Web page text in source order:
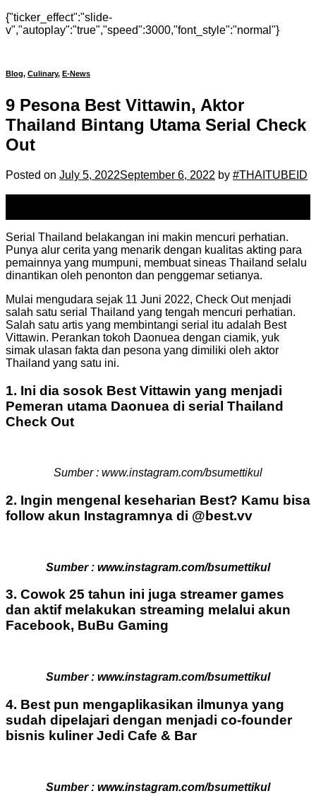
{"ticker_effect":"slide-
v","autoplay":"true","speed":3000,"font_style":"normal"}
Blog, Culinary, E-News
9 Pesona Best Vittawin, Aktor
Thailand Bintang Utama Serial Check
Out
Posted on July 5, 2022September 6, 2022 by #THAITUBEID
Serial Thailand belakangan ini makin mencuri perhatian.
Punya alur cerita yang menarik dengan kualitas akting para
pemainnya yang mumpuni, membuat sineas Thailand selalu
dinantikan oleh penonton dan penggemar setianya.
Mulai mengudara sejak 11 Juni 2022, Check Out menjadi
salah satu serial Thailand yang tengah mencuri perhatian.
Salah satu artis yang membintangi serial itu adalah Best
Vittawin. Perankan tokoh Daonuea dengan ciamik, yuk
simak ulasan fakta dan pesona yang dimiliki oleh aktor
Thailand yang satu ini.
1. Ini dia sosok Best Vittawin yang menjadi
Pemeran utama Daonuea di serial Thailand
Check Out
Sumber : www.instagram.com/bsumettikul
2. Ingin mengenal keseharian Best? Kamu bisa
follow akun Instagramnya di @best.vv
Sumber : www.instagram.com/bsumettikul
3. Cowok 25 tahun ini juga streamer games
dan aktif melakukan streaming melalui akun
Facebook, BuBu Gaming
Sumber : www.instagram.com/bsumettikul
4. Best pun mengaplikasikan ilmunya yang
sudah dipelajari dengan menjadi co-founder
bisnis kuliner Jedi Cafe & Bar
Sumber : www.instagram.com/bsumettikul